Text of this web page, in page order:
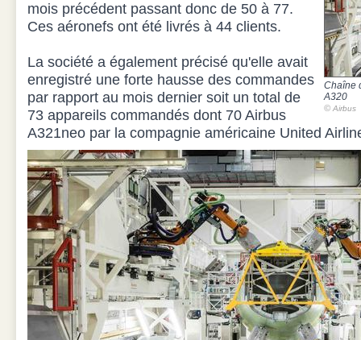
Chaîne
A320
© Airbus
mois précédent passant donc de 50 à 77.
Ces aéronefs ont été livrés à 44 clients.
La société a également précisé qu'elle avait
enregistré une forte hausse des commandes
par rapport au mois dernier soit un total de
73 appareils commandés dont 70 Airbus
A321neo par la compagnie américaine United